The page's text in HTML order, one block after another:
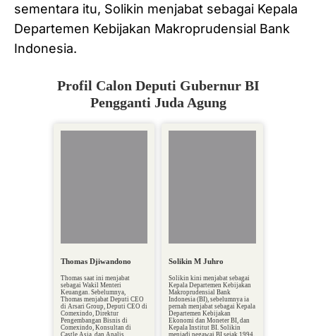
sementara itu, Solikin menjabat sebagai Kepala
Departemen Kebijakan Makroprudensial Bank
Indonesia.